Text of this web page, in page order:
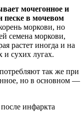
мочегонное и
песке в мочевом
моркови, но
семена моркови,
растет иногда и на
и сухих лугах.
так же при
но в основном —
инфаркта